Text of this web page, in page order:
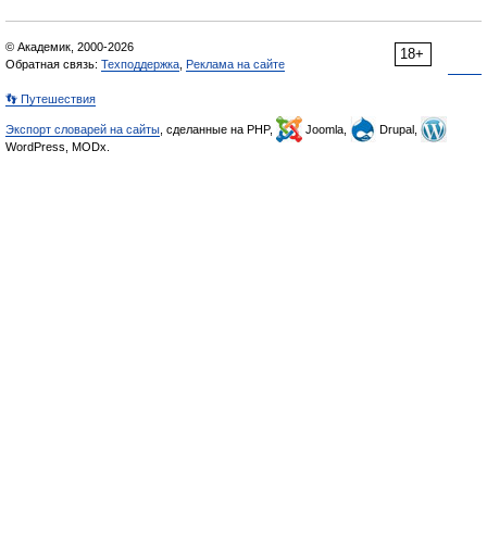
18+
© Академик, 2000-2026
Обратная связь: Техподдержка Реклама на сайте
👣 Путешествия
Экспорт словарей на сайты , сделанные на PHP, Joomla,
Drupal,
WordPress, MODx.